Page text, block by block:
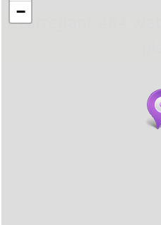
... carregant 484
−